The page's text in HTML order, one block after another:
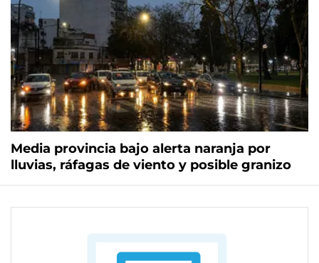
Media provincia bajo alerta naranja por
lluvias, ráfagas de viento y posible granizo